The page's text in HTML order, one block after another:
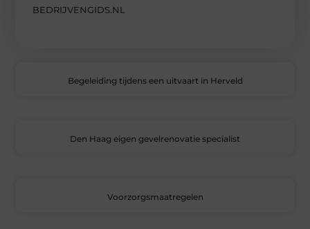
BEDRIJVENGIDS.NL
Begeleiding tijdens een uitvaart in Herveld
Den Haag eigen gevelrenovatie specialist
Voorzorgsmaatregelen